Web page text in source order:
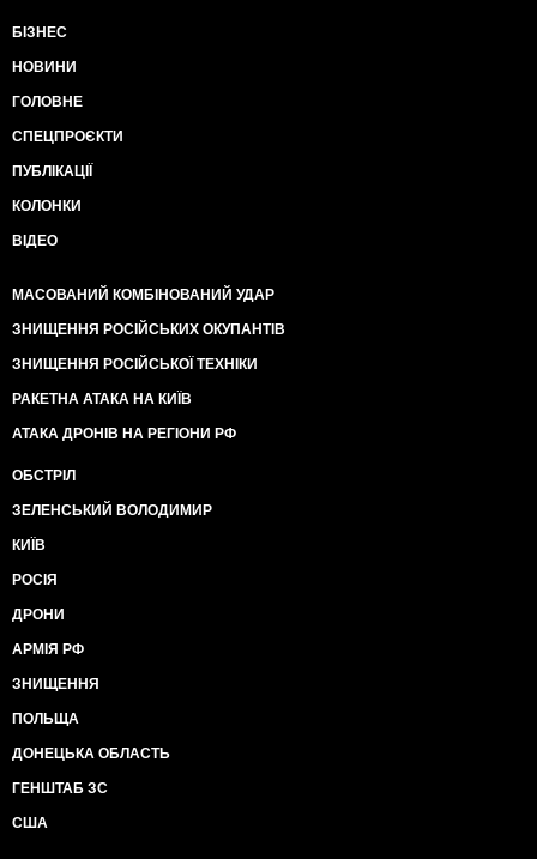
БІЗНЕС
НОВИНИ
ГОЛОВНЕ
СПЕЦПРОЄКТИ
ПУБЛІКАЦІЇ
КОЛОНКИ
ВІДЕО
МАСОВАНИЙ КОМБІНОВАНИЙ УДАР
ЗНИЩЕННЯ РОСІЙСЬКИХ ОКУПАНТІВ
ЗНИЩЕННЯ РОСІЙСЬКОЇ ТЕХНІКИ
РАКЕТНА АТАКА НА КИЇВ
АТАКА ДРОНІВ НА РЕГІОНИ РФ
ОБСТРІЛ
ЗЕЛЕНСЬКИЙ ВОЛОДИМИР
КИЇВ
РОСІЯ
ДРОНИ
АРМІЯ РФ
ЗНИЩЕННЯ
ПОЛЬЩА
ДОНЕЦЬКА ОБЛАСТЬ
ГЕНШТАБ ЗС
США